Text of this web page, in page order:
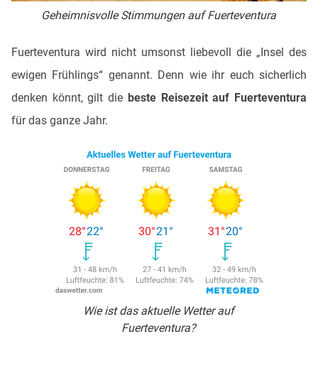
Geheimnisvolle Stimmungen auf Fuerteventura
Fuerteventura wird nicht umsonst liebevoll die „Insel des
ewigen Frühlings“ genannt. Denn wie ihr euch sicherlich
denken könnt, gilt die beste Reisezeit auf Fuerteventura
für das ganze Jahr.
Wie ist das aktuelle Wetter auf
Fuerteventura?